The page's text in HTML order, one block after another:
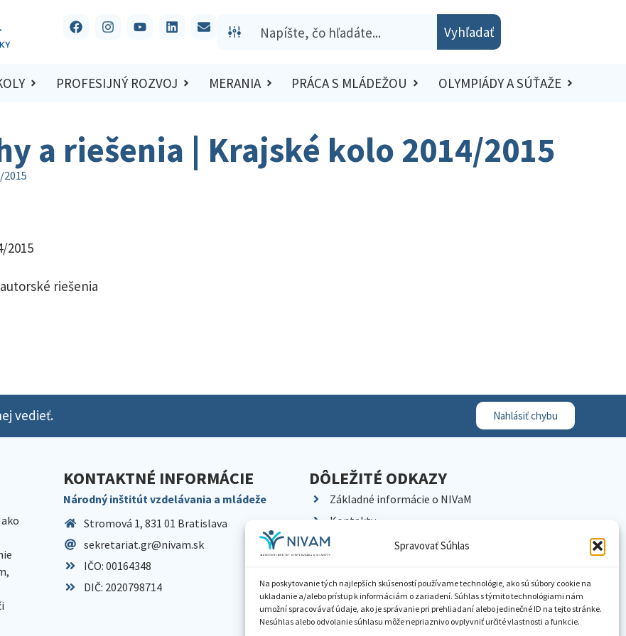
Spravovať Súhlas
Na poskytovanie tých najlepších skúseností používame technológie, ako sú súbory cookie na
ukladanie a/alebo prístup k informáciám o zariadení. Súhlas s týmito technológiami nám
umožní spracovávať údaje, ako je správanie pri prehliadaní alebo jedinečné ID na tejto stránke.
Nesúhlas alebo odvolanie súhlasu môže nepriaznivo ovplyvniť určité vlastnosti a funkcie.
Vyhľadať
PROFESIJNÝ ROZVOJ MERANIA PRÁCA S MLÁDEŽOU OLYMPIÁDY A SÚŤAŽE
a riešenia | Krajské kolo 2014/2015
2015
riešenia
vedieť. Nahlásiť chybu
KONTAKTNÉ INFORMÁCIE
Národný inštitút vzdelávania a mládeže
Stromová 1, 831 01 Bratislava
sekretariat.gr@nivam.sk
IČO: 00164348
DIČ: 2020798714
DÔLEŽITÉ ODKAZY
Základné informácie o NIVaM
Kontakty
Kariéra
Pracoviská NIVaM
Dokumenty inštitúcie
Knižnica